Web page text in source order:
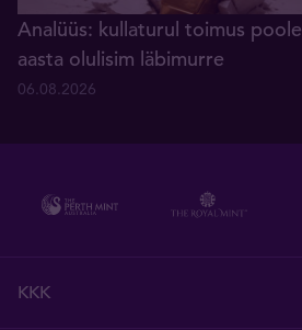
Analüüs: kullaturul toimus poole
aasta olulisim läbimurre
06.08.2026
KKK